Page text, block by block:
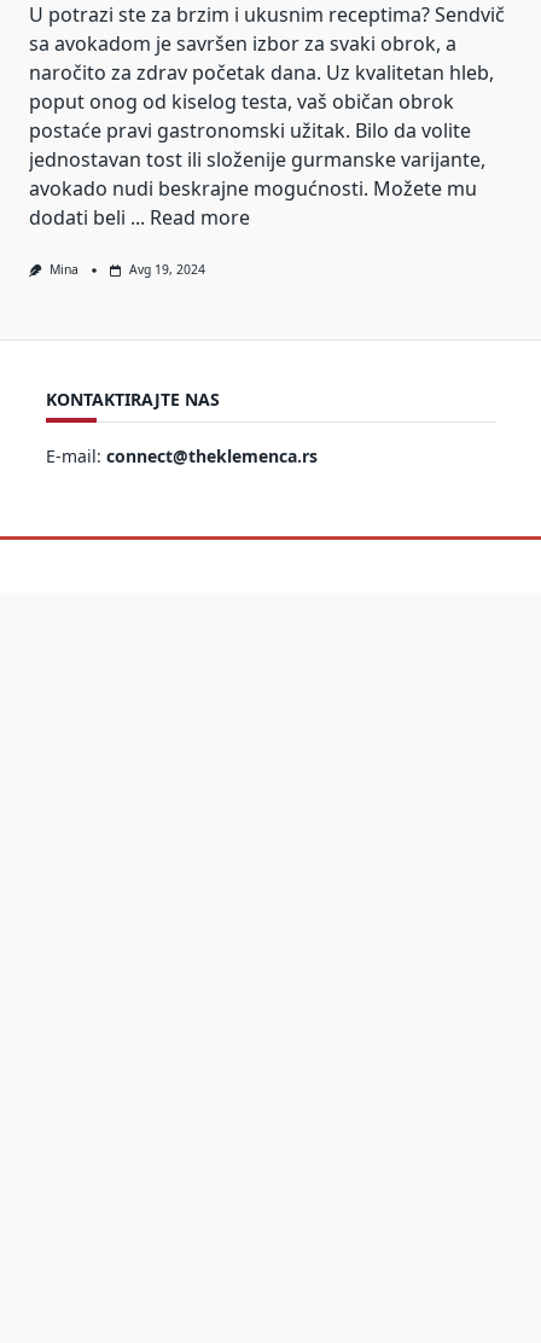
U potrazi ste za brzim i ukusnim receptima? Sendvič
sa avokadom je savršen izbor za svaki obrok, a
naročito za zdrav početak dana. Uz kvalitetan hleb,
poput onog od kiselog testa, vaš običan obrok
postaće pravi gastronomski užitak. Bilo da volite
jednostavan tost ili složenije gurmanske varijante,
avokado nudi beskrajne mogućnosti. Možete mu
dodati beli ... Read more
Mina Avg 19, 2024
KONTAKTIRAJTE NAS
E-mail: connect@theklemenca.rs